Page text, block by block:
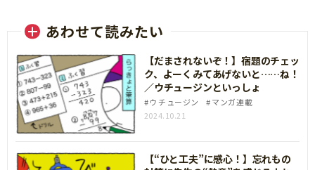
あわせて読みたい
【だまされないぞ！】宿題のチェッ
ク、よーくみてあげないと……ね！
／ウチュージンといっしょ
ウチュージン
マンガ連載
2024.10.21
【“ひと工夫”に感心！】忘れもの